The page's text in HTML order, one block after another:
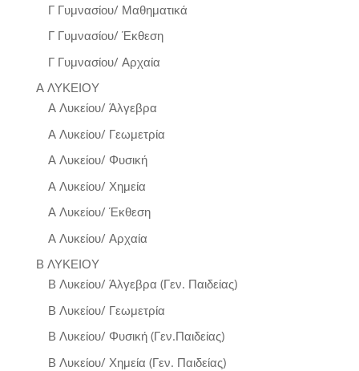
Γ Γυμνασίου/ Μαθηματικά
Γ Γυμνασίου/ Έκθεση
Γ Γυμνασίου/ Αρχαία
Α ΛΥΚΕΙΟΥ
Α Λυκείου/ Άλγεβρα
Α Λυκείου/ Γεωμετρία
Α Λυκείου/ Φυσική
Α Λυκείου/ Χημεία
Α Λυκείου/ Έκθεση
Α Λυκείου/ Αρχαία
Β ΛΥΚΕΙΟΥ
Β Λυκείου/ Άλγεβρα (Γεν. Παιδείας)
Β Λυκείου/ Γεωμετρία
Β Λυκείου/ Φυσική (Γεν.Παιδείας)
Β Λυκείου/ Χημεία (Γεν. Παιδείας)